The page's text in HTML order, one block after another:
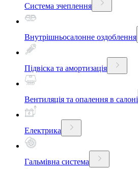
Система зчеплення
Внутрішньосалонне оздоблення
Підвіска та амортизація
Вентиляція та опалення в салоні
Електрика
Гальмівна система